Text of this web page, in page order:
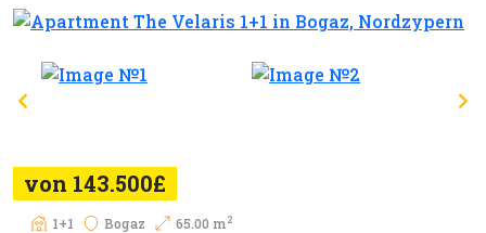
von 143.500£
1+1 Bogaz 65.00 m2